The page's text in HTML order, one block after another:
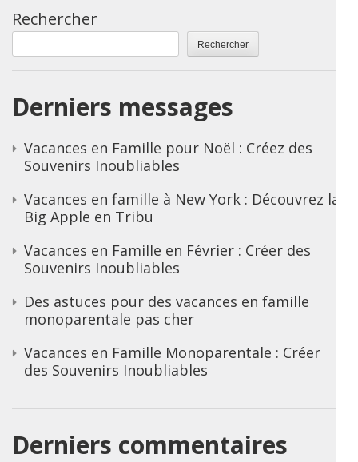
Rechercher
Rechercher
Derniers messages
Vacances en Famille pour Noël : Créez des
Souvenirs Inoubliables
Vacances en famille à New York : Découvrez la
Big Apple en Tribu
Vacances en Famille en Février : Créer des
Souvenirs Inoubliables
Des astuces pour des vacances en famille
monoparentale pas cher
Vacances en Famille Monoparentale : Créer
des Souvenirs Inoubliables
Derniers commentaires